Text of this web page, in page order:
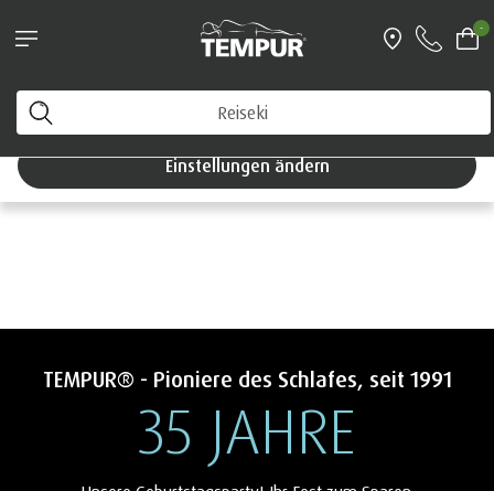
-
Boxspring Betten sparen!
Sie sehen die Website von Österreich. Sie können Ihre
Einstellungen jederzeit ändern
Einstellungen ändern
TEMPUR® - Pioniere des Schlafes, seit 1991
35 JAHRE